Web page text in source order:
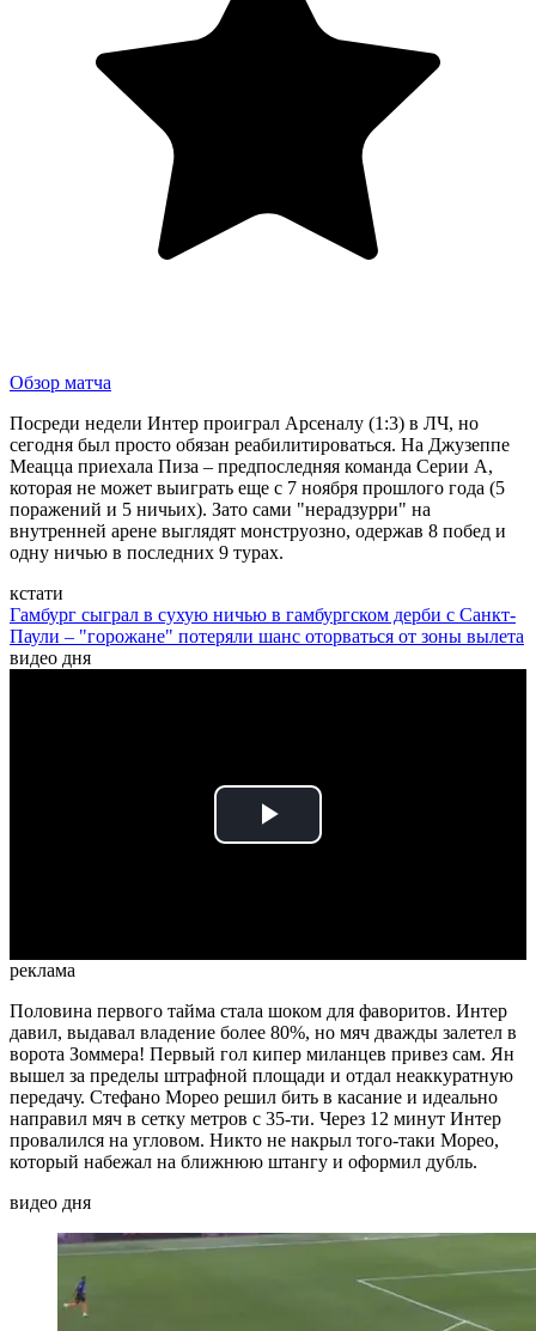
Обзор матча
Посреди недели Интер проиграл Арсеналу (1:3) в ЛЧ, но
сегодня был просто обязан реабилитироваться. На Джузеппе
Меацца приехала Пиза – предпоследняя команда Серии А,
которая не может выиграть еще с 7 ноября прошлого года (5
поражений и 5 ничьих). Зато сами "нерадзурри" на
внутренней арене выглядят монструозно, одержав 8 побед и
одну ничью в последних 9 турах.
кстати
Гамбург сыграл в сухую ничью в гамбургском дерби с Санкт-
Паули – "горожане" потеряли шанс оторваться от зоны вылета
видео дня
Play
реклама
Половина первого тайма стала шоком для фаворитов. Интер
давил, выдавал владение более 80%, но мяч дважды залетел в
ворота Зоммера! Первый гол кипер миланцев привез сам. Ян
вышел за пределы штрафной площади и отдал неаккуратную
передачу. Стефано Морео решил бить в касание и идеально
направил мяч в сетку метров с 35-ти. Через 12 минут Интер
провалился на угловом. Никто не накрыл того-таки Морео,
который набежал на ближнюю штангу и оформил дубль.
видео дня